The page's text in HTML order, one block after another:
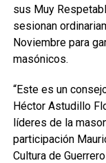
sus Muy
sesionan
Noviembre para
masónicos.
“Este es un
Héctor Astudillo
líderes de la
participación
Cultura de